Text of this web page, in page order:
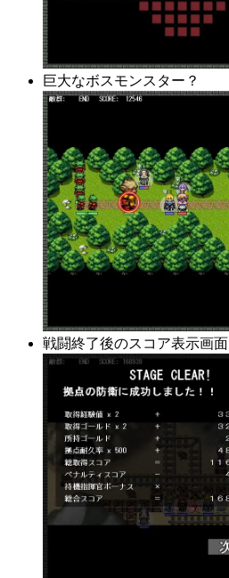
巨大なボスモンスター？
戦闘終了後のスコア表示画面